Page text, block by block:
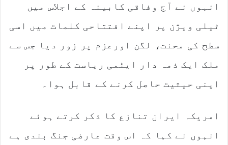
انہوں نے آج وفاقی کابینہ کے اجلاس میں
ٹیلی ویژن پر اپنے افتتاحی کلمات میں اسی
سطح کی محنت، لگن اورعزم پر زور دیا جس سے
ملک ایک ذمہ دار ایٹمی ریاست کے طور پر
اپنی حیثیت حاصل کرنے کے قابل ہوا۔
امریکہ ایران تنازع کا ذکر کرتے ہوئے
انہوں نے کہا کہ اس وقت عارضی جنگ بندی ہے